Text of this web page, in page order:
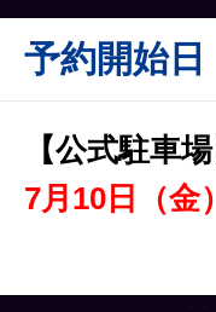
予約開始日
【公式駐車場
7月10日（金